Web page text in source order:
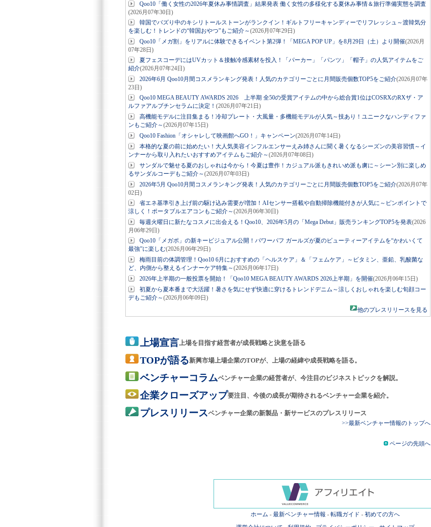
Qoo10「働く女性の2026年夏休み事情調査」結果発表 働く女性の多様化する夏休み事情＆旅行準備実態を調査
(2026月07年30日)
韓国でバズり中のキシリトールストーンがランクイン！ギルトフリーキャンディーでリフレッシュ～渡韓気分
を楽しむ！トレンドの“韓国おやつ”もご紹介～(2026月07年29日)
Qoo10「メガ割」をリアルに体験できるイベント第2弾！「MEGA POP UP」を8月29日（土）より開催(2026月
07年28日)
夏フェスコーデにはUVカット＆接触冷感素材を投入！「パーカー」「パンツ」「帽子」の人気アイテムをご
紹介(2026月07年24日)
2026年6月 Qoo10月間コスメランキング発表！人気のカテゴリーごとに月間販売個数TOP5をご紹介(2026月07年
23日)
Qoo10 MEGA BEAUTY AWARDS 2026 上半期 全50の受賞アイテムの中から総合賞1位はCOSRXのRXザ・ア
ルファアルブチンセラムに決定！ (2026月07年21日)
高機能モデルに注目集まる！冷却プレート・大風量・多機能モデルが人気～技あり！ユニークなハンディファ
ンもご紹介～(2026月07年15日)
Qoo10 Fashion「オシャレして映画館へGO！」キャンペーン(2026月07年14日)
本格的な夏の前に始めたい！大人気美容インフルエンサーえみ姉さんに聞く暑くなるシーズンの美容習慣～イ
ンナーから取り入れたいおすすめアイテムもご紹介～(2026月07年08日)
サンダルで魅せる夏のおしゃれは今から！今夏は豊作！カジュアル派もきれいめ派も虜に～シーン別に楽しめ
るサンダルコーデもご紹介～(2026月07年03日)
2026年5月 Qoo10月間コスメランキング発表！人気のカテゴリーごとに月間販売個数TOP5をご紹介(2026月07年
02日)
省エネ基準引き上げ前の駆け込み需要が増加！AIセンサー搭載や自動掃除機能付きが人気に～ピンポイントで
涼しく！ポータブルエアコンもご紹介～(2026月06年30日)
毎週火曜日に新たなコスメに出会える！Qoo10、2026年5月の「Mega Debut」販売ランキングTOP5を発表(2026
月06年29日)
Qoo10「メガポ」の新キービジュアル公開！パワーパフ ガールズが夏のビューティーアイテムを“かわいくて
最強”に楽しむ(2026月06年29日)
梅雨目前の体調管理！Qoo10 6月におすすめの「ヘルスケア」＆「フェムケア」～ビタミン、亜鉛、乳酸菌な
ど、内側から整えるインナーケア特集～(2026月06年17日)
2026年上半期の一般投票を開始！「Qoo10 MEGA BEAUTY AWARDS 2026上半期」を開催(2026月06年15日)
初夏から夏本番まで大活躍！暑さを気にせず快適に穿けるトレンドデニム～涼しくおしゃれを楽しむ旬顔コー
デもご紹介～(2026月06年09日)
他のプレスリリースを見る
上場宣言上場を目指す経営者が成長戦略と決意を語る
TOPが語る新興市場上場企業のTOPが、上場の経緯や成長戦略を語る。
ベンチャーコラムベンチャー企業の経営者が、今注目のビジネストピックを解説。
企業クローズアップ要注目、今後の成長が期待されるベンチャー企業を紹介。
プレスリリースベンチャー企業の新製品・新サービスのプレスリリース
>>最新ベンチャー情報のトップへ
ページの先頭へ
ホーム - 最新ベンチャー情報 - 転職ガイド - 初めての方へ